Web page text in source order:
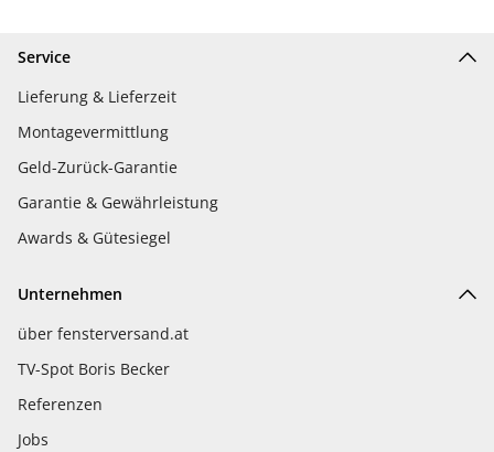
Service
Lieferung & Lieferzeit
Montagevermittlung
Geld-Zurück-Garantie
Garantie & Gewährleistung
Awards & Gütesiegel
Unternehmen
über fensterversand.at
TV-Spot Boris Becker
Referenzen
Jobs